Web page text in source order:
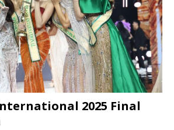
2025 Final